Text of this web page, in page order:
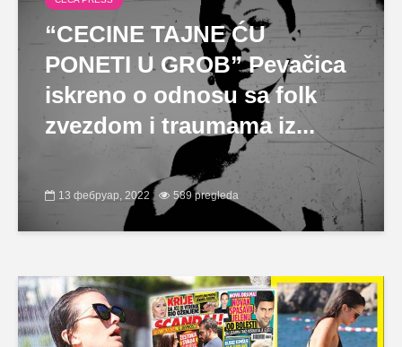
“CECINE TAJNE ĆU
PONETI U GROB” Pevačica
iskreno o odnosu sa folk
zvezdom i traumama iz...
13 фебруар, 2022 589 pregleda